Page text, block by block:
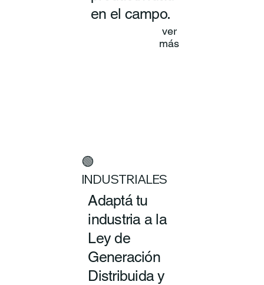
en el campo.
ver
más
🟢
INDUSTRIALES
Adaptá tu
industria a la
Ley de
Generación
Distribuida y